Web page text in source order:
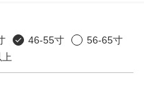
46-55寸
56-65寸
上